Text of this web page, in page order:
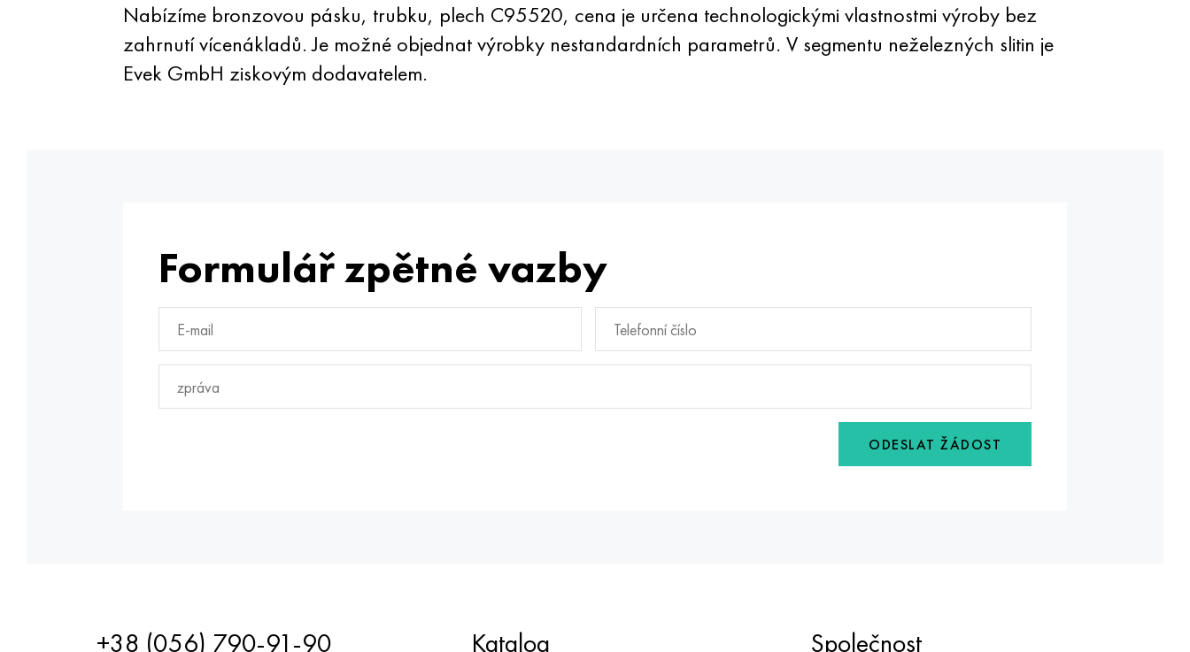
Nabízíme bronzovou pásku, trubku, plech C95520, cena je určena technologickými vlastnostmi výroby bez
zahrnutí vícenákladů. Je možné objednat výrobky nestandardních parametrů. V segmentu neželezných slitin je
Evek GmbH ziskovým dodavatelem.
Formulář zpětné vazby
ODESLAT ŽÁDOST
+38 (056) 790-91-90 Katalog Společnost